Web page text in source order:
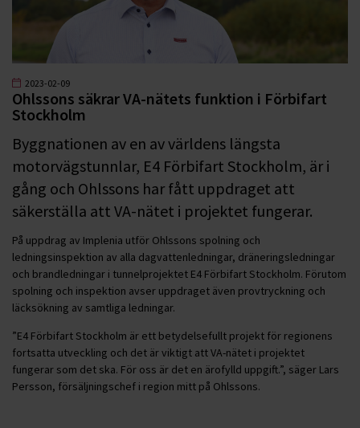
2023-02-09
Ohlssons säkrar VA-nätets funktion i Förbifart
Stockholm
Byggnationen av en av världens längsta
motorvägstunnlar, E4 Förbifart Stockholm, är i
gång och Ohlssons har fått uppdraget att
säkerställa att VA-nätet i projektet fungerar.
På uppdrag av Implenia utför Ohlssons spolning och
ledningsinspektion av alla dagvattenledningar, dräneringsledningar
och brandledningar i tunnelprojektet E4 Förbifart Stockholm. Förutom
spolning och inspektion avser uppdraget även provtryckning och
läcksökning av samtliga ledningar.
”E4 Förbifart Stockholm är ett betydelsefullt projekt för regionens
fortsatta utveckling och det är viktigt att VA-nätet i projektet
fungerar som det ska. För oss är det en ärofylld uppgift.”, säger Lars
Persson, försäljningschef i region mitt på Ohlssons.